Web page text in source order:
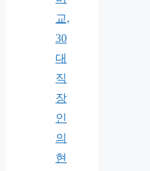
교,
30
대
직
장
인
의
현